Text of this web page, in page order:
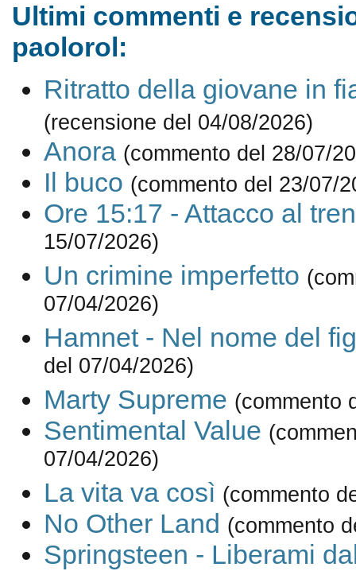
Ultimi commenti e
paolorol:
Ritratto della giovane in
(recensione del 04/08/2026)
Anora (commento del 28/07/
Il buco (commento del 23/07/
Ore 15:17 - Attacco al
15/07/2026)
Un crimine imperfetto
07/04/2026)
Hamnet - Nel nome del
del 07/04/2026)
Marty Supreme (commento
Sentimental Value
07/04/2026)
La vita va così (commento
No Other Land (commento
Springsteen - Liberami